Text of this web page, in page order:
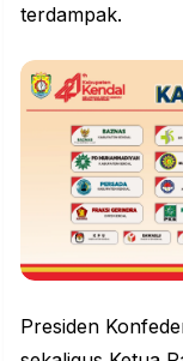
terdampak.
Presiden